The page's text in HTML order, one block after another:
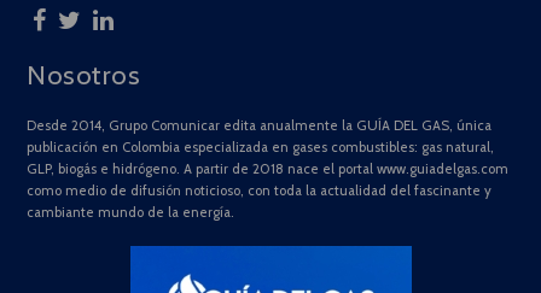
Nosotros
Desde 2014, Grupo Comunicar edita anualmente la GUÍA DEL GAS, única
publicación en Colombia especializada en gases combustibles: gas natural,
GLP, biogás e hidrógeno. A partir de 2018 nace el portal www.guiadelgas.com
como medio de difusión noticioso, con toda la actualidad del fascinante y
cambiante mundo de la energía.